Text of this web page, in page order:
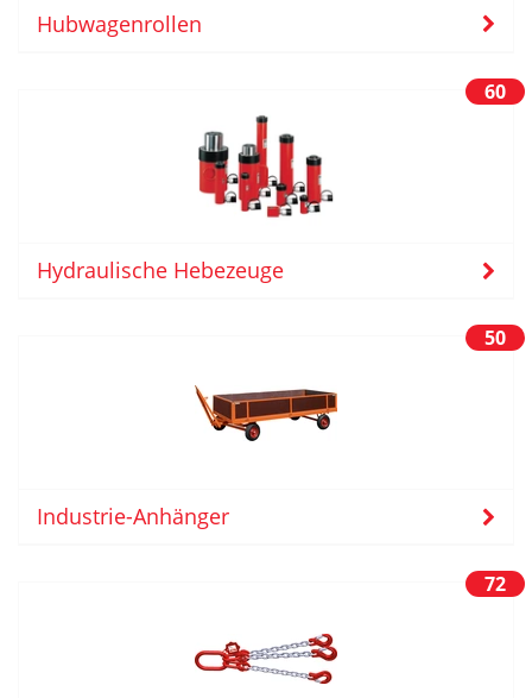
Hubwagenrollen
60
Hydraulische Hebezeuge
50
Industrie-Anhänger
72